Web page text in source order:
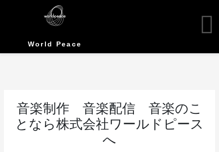
World Peace
音楽制作 音楽配信 音楽のこ
となら株式会社ワールドピース
へ